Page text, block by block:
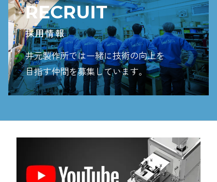
RECRUIT
採用情報
井元製作所では一緒に技術の向上を
目指す仲間を募集しています。